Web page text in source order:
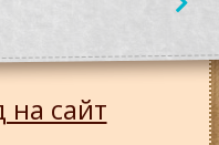
на сайт